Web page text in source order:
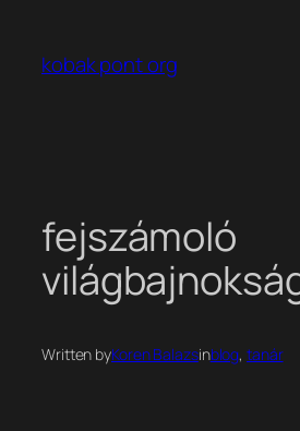
tartalomhoz
kobak pont org
fejszámoló
Written byKoren Balazsinblog, tanár